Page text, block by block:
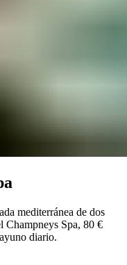
mediterránea de dos
Champneys Spa, 80 €